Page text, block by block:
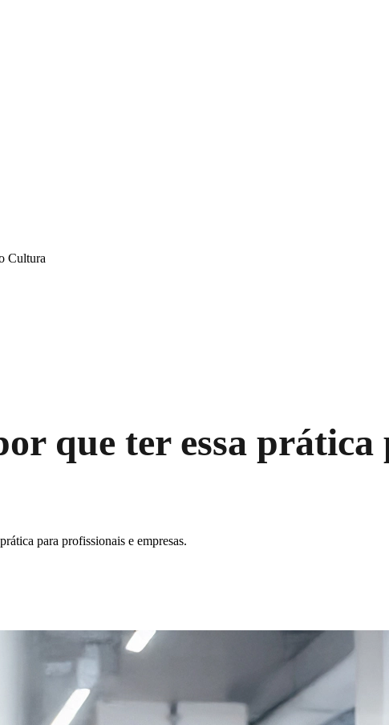
Cultura
que ter essa
para profissionais e empresas.